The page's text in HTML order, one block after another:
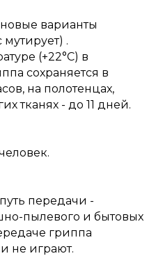
варианты
.
(+22°C) в
сохраняется в
на полотенцах,
тканях - до 11 дней.
передачи -
пылевого и бытовых
гриппа
не играют.